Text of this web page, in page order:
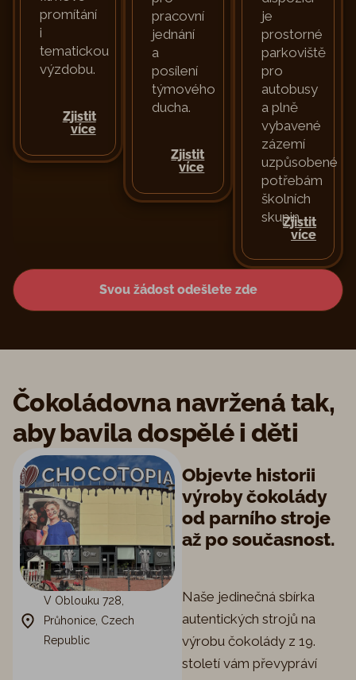
promítání
i
tematickou
výzdobu.
Zjistit
více
pracovní
jednání
a
posílení
týmového
ducha.
Zjistit
více
je
prostorné
parkoviště
pro
autobusy
a plně
vybavené
zázemí
uzpůsobené
potřebám
školních
skupin.
Zjistit
více
Svou žádost odešlete zde
Čokoládovna navržená tak,
aby bavila dospělé i děti
V Oblouku 728,
Průhonice, Czech
Republic
Objevte historii
výroby čokolády
od parního stroje
až po současnost.
Naše jedinečná sbírka
autentických strojů na
výrobu čokolády z 19.
století vám převypráví